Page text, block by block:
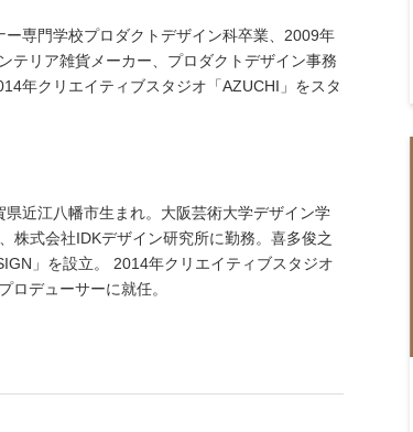
専門学校プロダクトデザイン科卒業、2009年
テリア雑貨メーカー、プロダクトデザイン事務
年クリエイティブスタジオ「AZUCHI」をスタ
近江八幡市生まれ。大阪芸術大学デザイン学
株式会社IDKデザイン研究所に勤務。喜多俊之
」を設立。 2014年クリエイティブスタジオ
ロデューサーに就任。